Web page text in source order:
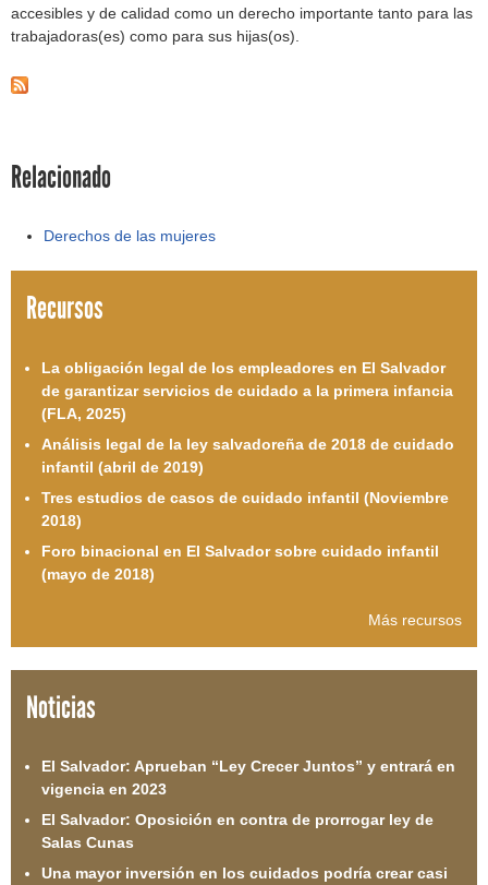
accesibles y de calidad como un derecho importante tanto para las
trabajadoras(es) como para sus hijas(os).
Relacionado
Derechos de las mujeres
Recursos
La obligación legal de los empleadores en El Salvador
de garantizar servicios de cuidado a la primera infancia
(FLA, 2025)
Análisis legal de la ley salvadoreña de 2018 de cuidado
infantil (abril de 2019)
Tres estudios de casos de cuidado infantil (Noviembre
2018)
Foro binacional en El Salvador sobre cuidado infantil
(mayo de 2018)
Más recursos
Noticias
El Salvador: Aprueban “Ley Crecer Juntos” y entrará en
vigencia en 2023
El Salvador: Oposición en contra de prorrogar ley de
Salas Cunas
Una mayor inversión en los cuidados podría crear casi